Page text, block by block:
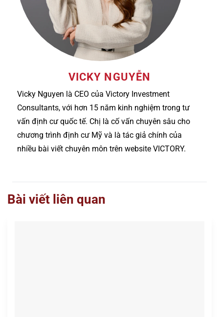
VICKY NGUYỄN
Vicky Nguyen là CEO của Victory Investment
Consultants, với hơn 15 năm kinh nghiệm trong tư
vấn định cư quốc tế. Chị là cố vấn chuyên sâu cho
chương trình định cư Mỹ và là tác giả chính của
nhiều bài viết chuyên môn trên website VICTORY.
Bài viết liên quan